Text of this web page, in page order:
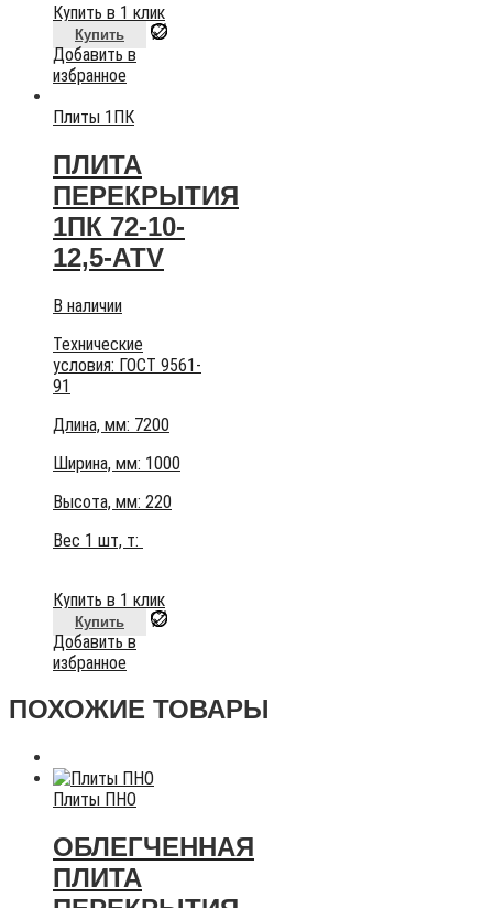
Купить в 1 клик
Купить
Добавить в
избранное
Плиты 1ПК
ПЛИТА
ПЕРЕКРЫТИЯ
1ПК 72-10-
12,5-АТV
В наличии
Технические
условия: ГОСТ 9561-
91
Длина, мм: 7200
Ширина, мм: 1000
Высота, мм: 220
Вес 1 шт, т:
Купить в 1 клик
Купить
Добавить в
избранное
ПОХОЖИЕ ТОВАРЫ
Плиты ПНО
ОБЛЕГЧЕННАЯ
ПЛИТА